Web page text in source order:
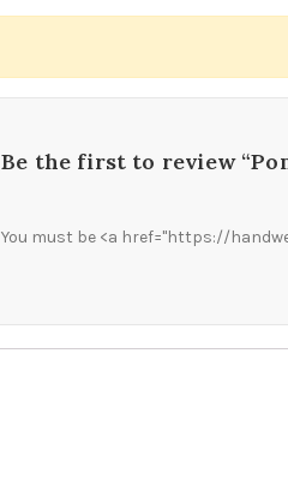
Be the first to review
You must be <a href="https://